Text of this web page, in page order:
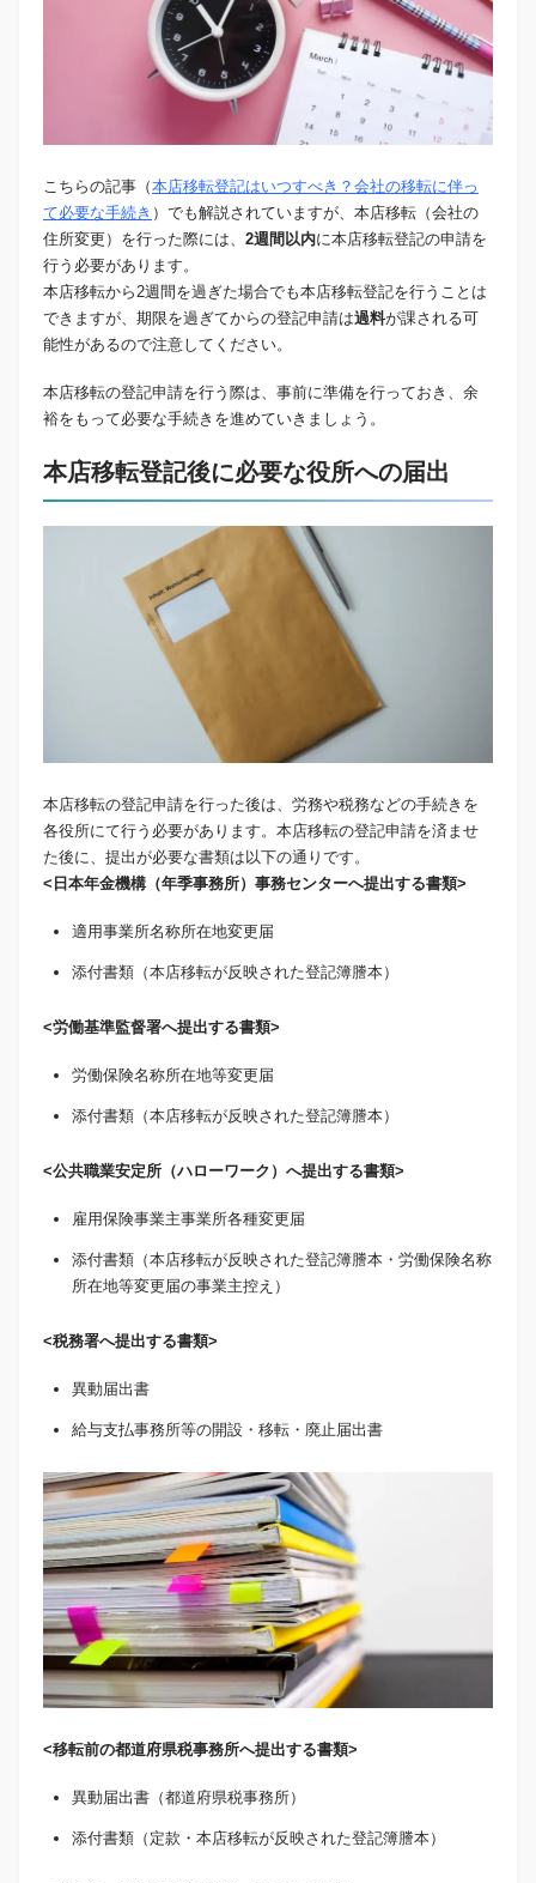
こちらの記事（本店移転登記はいつすべき？会社の移転に伴っ
て必要な手続き ）でも解説されていますが、本店移転（会社の
住所変更）を行った際には、 2週間以内に本店移転登記の申請を
行う必要があります。
本店移転から2週間を過ぎた場合でも本店移転登記を行うことは
できますが、期限を過ぎてからの登記申請は過料が課される可
能性があるので注意してください。
本店移転の登記申請を行う際は、事前に準備を行っておき、余
裕をもって必要な手続きを進めていきましょう。
本店移転登記後に必要な役所への届出
本店移転の登記申請を行った後は、労務や税務などの手続きを
各役所にて行う必要があります。本店移転の登記申請を済ませ
た後に、提出が必要な書類は以下の通りです。
<日本年金機構（年季事務所）事務センターへ提出する書類>
適用事業所名称所在地変更届
添付書類（本店移転が反映された登記簿謄本）
<労働基準監督署へ提出する書類>
労働保険名称所在地等変更届
添付書類（本店移転が反映された登記簿謄本）
<公共職業安定所（ハローワーク）へ提出する書類>
雇用保険事業主事業所各種変更届
添付書類（本店移転が反映された登記簿謄本・労働保険名称
所在地等変更届の事業主控え）
<税務署へ提出する書類>
異動届出書
給与支払事務所等の開設・移転・廃止届出書
<移転前の都道府県税事務所へ提出する書類>
異動届出書（都道府県税事務所）
添付書類（定款・本店移転が反映された登記簿謄本）